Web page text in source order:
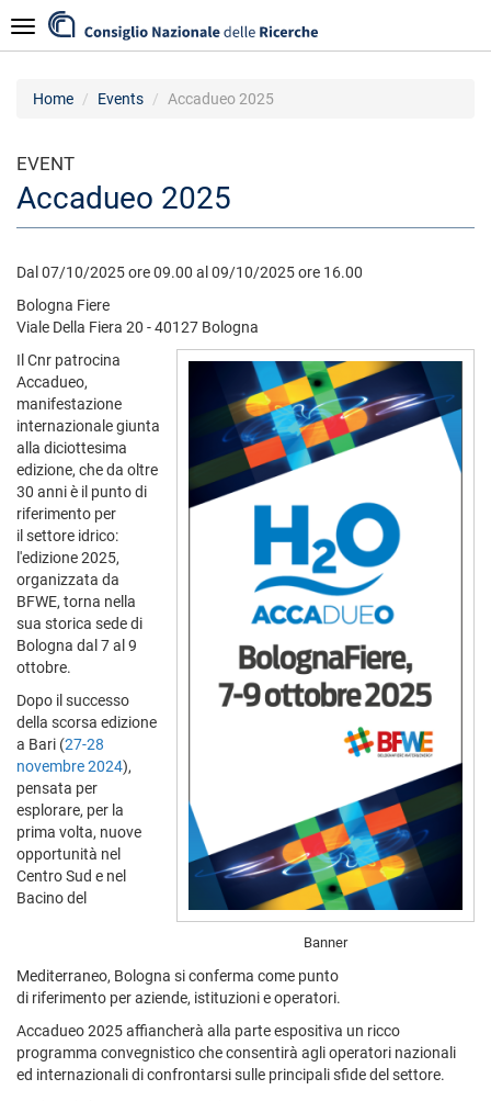
to
main
Navigazione
Home Events Accadueo 2025
EVENT
Accadueo 2025
Dal 07/10/2025 ore 09.00 al 09/10/2025 ore 16.00
Bologna Fiere
Viale Della Fiera 20 - 40127 Bologna
Banner
Il Cnr patrocina
Accadueo,
manifestazione
internazionale giunta
alla diciottesima
edizione, che da oltre
30 anni è il punto di
riferimento per
il settore idrico:
l'edizione 2025,
organizzata da
BFWE, torna nella
sua storica sede di
Bologna dal 7 al 9
ottobre.
Dopo il successo
della scorsa edizione
a Bari (27-28
novembre 2024),
pensata per
esplorare, per la
prima volta, nuove
opportunità nel
Centro Sud e nel
Bacino del
Mediterraneo, Bologna si conferma come punto
di riferimento per aziende, istituzioni e operatori.
Accadueo 2025 affiancherà alla parte espositiva un ricco
programma convegnistico che consentirà agli operatori nazionali
ed internazionali di confrontarsi sulle principali sfide del settore.